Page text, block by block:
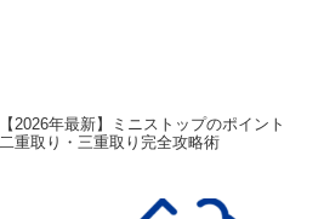
【2026年最新】ミニストップのポイント
二重取り・三重取り完全攻略術